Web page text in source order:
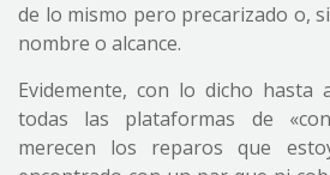
de lo mismo pero precarizado o,
nombre o alcance.
Evidemente, con lo dicho hasta
todas las plataformas de
merecen los reparos que